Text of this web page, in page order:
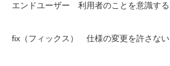
エンドユーザー 利用者のことを意識する
fix（フィックス） 仕様の変更を許さない